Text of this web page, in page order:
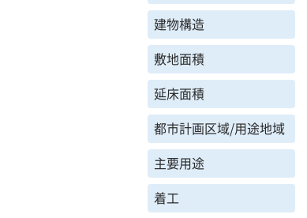
建物構造
敷地面積
延床面積
都市計画区域/用途地域
主要用途
着工